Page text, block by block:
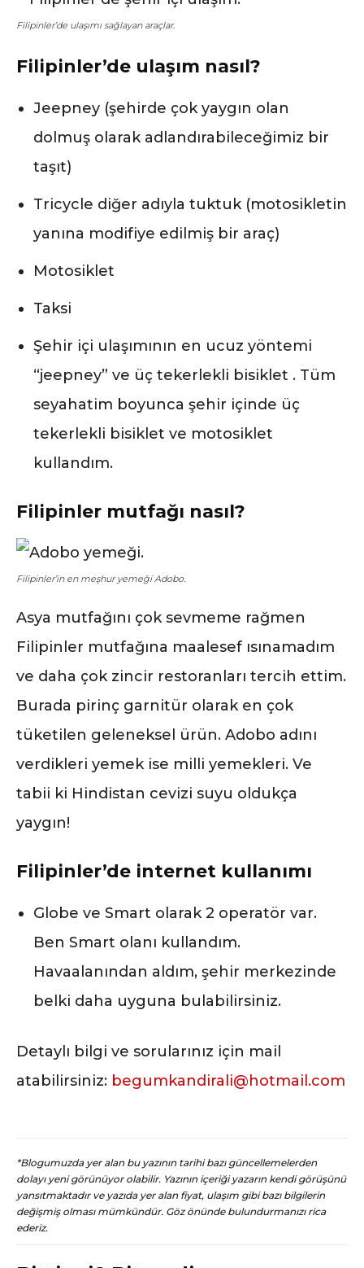
Filipinler’de ulaşımı sağlayan araçlar.
Filipinler’de ulaşım nasıl?
Jeepney (şehirde çok yaygın olan
dolmuş olarak adlandırabileceğimiz bir
taşıt)
Tricycle diğer adıyla tuktuk (motosikletin
yanına modifiye edilmiş bir araç)
Motosiklet
Taksi
Şehir içi ulaşımının en ucuz yöntemi
“jeepney” ve üç tekerlekli bisiklet . Tüm
seyahatim boyunca şehir içinde üç
tekerlekli bisiklet ve motosiklet
kullandım.
Filipinler mutfağı nasıl?
Filipinler’in en meşhur yemeği Adobo.
Asya mutfağını çok sevmeme rağmen
Filipinler mutfağına maalesef ısınamadım
ve daha çok zincir restoranları tercih ettim.
Burada pirinç garnitür olarak en çok
tüketilen geleneksel ürün. Adobo adını
verdikleri yemek ise milli yemekleri. Ve
tabii ki Hindistan cevizi suyu oldukça
yaygın!
Filipinler’de internet kullanımı
Globe ve Smart olarak 2 operatör var.
Ben Smart olanı kullandım.
Havaalanından aldım, şehir merkezinde
belki daha uyguna bulabilirsiniz.
Detaylı bilgi ve sorularınız için mail
atabilirsiniz: begumkandirali@hotmail.com
*Blogumuzda yer alan bu yazının tarihi bazı güncellemelerden
dolayı yeni görünüyor olabilir. Yazının içeriği yazarın kendi görüşünü
yansıtmaktadır ve yazıda yer alan fiyat, ulaşım gibi bazı bilgilerin
değişmiş olması mümkündür. Göz önünde bulundurmanızı rica
ederiz.